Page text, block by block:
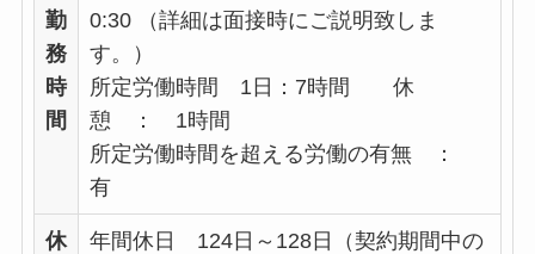
勤
務
時
間
0:30 （詳細は面接時にご説明致しま
す。）
所定労働時間 1日：7時間 休
憩 ： 1時間
所定労働時間を超える労働の有無 ：
有
休
年間休日 124日～128日（契約期間中の